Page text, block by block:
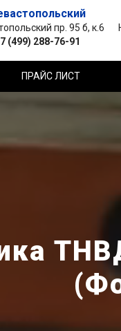
пр. 95 б, к.6
(499) 288-76-91
ПРАЙС ЛИСТ